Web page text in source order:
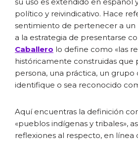
político y reivindicativo. Hace
sentimiento de pertenecer a
a la estrategia de presentarse
Caballero lo define como «las
históricamente construidas que
persona, una práctica, un grupo
identifique o sea reconocido
Aquí encuentras la definición
«pueblos indígenas y tribales»,
reflexiones al respecto, en línea